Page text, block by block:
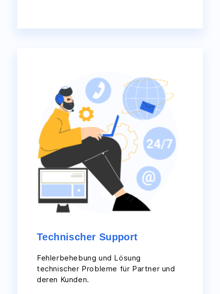
Technischer Support
Fehlerbehebung und Lösung
technischer Probleme für Partner und
deren Kunden.